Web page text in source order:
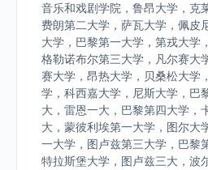
音乐和戏剧学院，鲁昂大学，克
费朗第二大学，萨瓦大学，佩皮
大学，巴黎第一大学，第戎大学
格勒诺布尔第三大学，凡尔赛大
赛大学，昂热大学，贝桑松大学
学，科西嘉大学，尼斯大学，巴
大，雷恩一大，巴黎第四大学，
大，蒙彼利埃第一大学，图尔大
一大学，图卢兹第三大学，巴黎
特拉斯堡大学，图卢兹三大，波